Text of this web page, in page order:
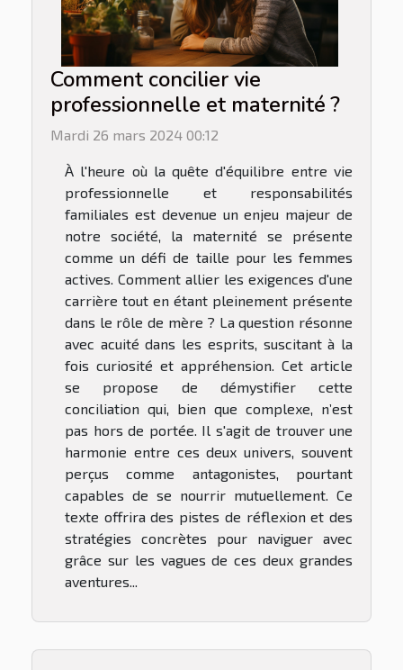
Comment concilier vie
professionnelle et maternité ?
Mardi 26 mars 2024 00:12
À l'heure où la quête d'équilibre entre vie
professionnelle et responsabilités
familiales est devenue un enjeu majeur de
notre société, la maternité se présente
comme un défi de taille pour les femmes
actives. Comment allier les exigences d'une
carrière tout en étant pleinement présente
dans le rôle de mère ? La question résonne
avec acuité dans les esprits, suscitant à la
fois curiosité et appréhension. Cet article
se propose de démystifier cette
conciliation qui, bien que complexe, n’est
pas hors de portée. Il s'agit de trouver une
harmonie entre ces deux univers, souvent
perçus comme antagonistes, pourtant
capables de se nourrir mutuellement. Ce
texte offrira des pistes de réflexion et des
stratégies concrètes pour naviguer avec
grâce sur les vagues de ces deux grandes
aventures...